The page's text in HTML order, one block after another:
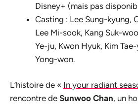
Disney+ (mais pas
Casting : Lee Sung-kyung,
Lee Mi-sook, Kang Suk-
Ye-ju, Kwon Hyuk, Kim
Yong-won.
L’histoire de « In your radiant
rencontre de Sunwoo Chan, un